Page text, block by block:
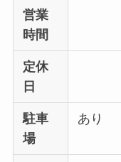
営業
時間
定休
日
駐車
場
あり